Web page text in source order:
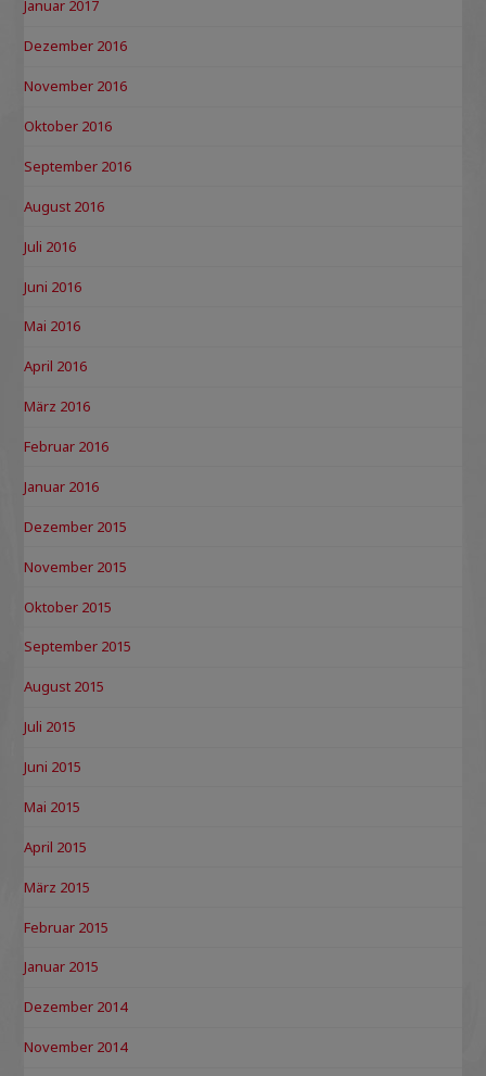
Januar 2017
Dezember 2016
November 2016
Oktober 2016
September 2016
August 2016
Juli 2016
Juni 2016
Mai 2016
April 2016
März 2016
Februar 2016
Januar 2016
Dezember 2015
November 2015
Oktober 2015
September 2015
August 2015
Juli 2015
Juni 2015
Mai 2015
April 2015
März 2015
Februar 2015
Januar 2015
Dezember 2014
November 2014